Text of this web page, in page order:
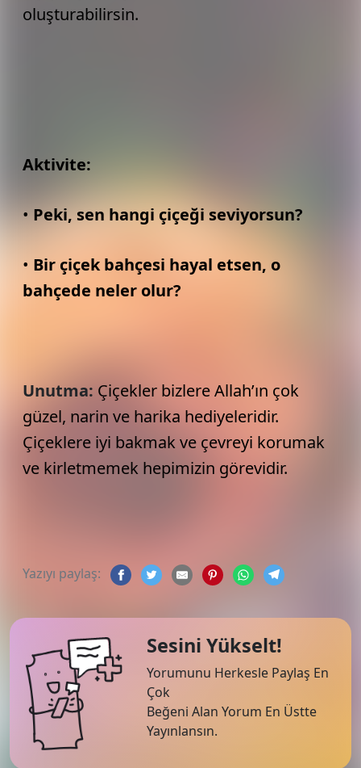
oluşturabilirsin.
Aktivite:
• Peki, sen hangi çiçeği seviyorsun?
• Bir çiçek bahçesi hayal etsen, o
bahçede neler olur?
Unutma: Çiçekler bizlere Allah’ın çok
güzel, narin ve harika hediyeleridir.
Çiçeklere iyi bakmak ve çevreyi korumak
ve kirletmemek hepimizin görevidir.
Yazıyı paylaş:
Sesini Yükselt!
Yorumunu Herkesle Paylaş En
Çok
Beğeni Alan Yorum En Üstte
Yayınlansın.